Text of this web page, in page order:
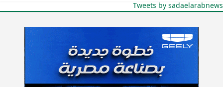
Tweets by sadaelarabnews